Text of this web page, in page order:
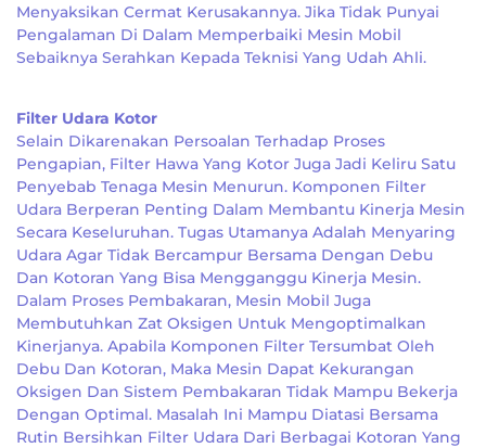
Menyaksikan Cermat Kerusakannya. Jika Tidak Punyai
Pengalaman Di Dalam Memperbaiki Mesin Mobil
Sebaiknya Serahkan Kepada Teknisi Yang Udah Ahli.
Filter Udara Kotor
Selain Dikarenakan Persoalan Terhadap Proses
Pengapian, Filter Hawa Yang Kotor Juga Jadi Keliru Satu
Penyebab Tenaga Mesin Menurun. Komponen Filter
Udara Berperan Penting Dalam Membantu Kinerja Mesin
Secara Keseluruhan. Tugas Utamanya Adalah Menyaring
Udara Agar Tidak Bercampur Bersama Dengan Debu
Dan Kotoran Yang Bisa Mengganggu Kinerja Mesin.
Dalam Proses Pembakaran, Mesin Mobil Juga
Membutuhkan Zat Oksigen Untuk Mengoptimalkan
Kinerjanya. Apabila Komponen Filter Tersumbat Oleh
Debu Dan Kotoran, Maka Mesin Dapat Kekurangan
Oksigen Dan Sistem Pembakaran Tidak Mampu Bekerja
Dengan Optimal. Masalah Ini Mampu Diatasi Bersama
Rutin Bersihkan Filter Udara Dari Berbagai Kotoran Yang